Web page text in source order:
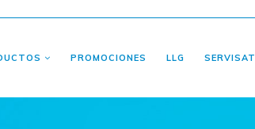
PROMOCIONES LLG SERVISAT